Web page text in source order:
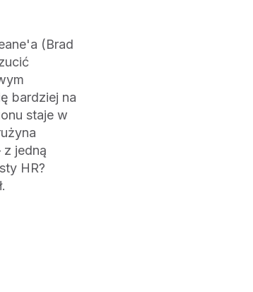
(Brad
bardziej na
staje w
z jedną
HR?